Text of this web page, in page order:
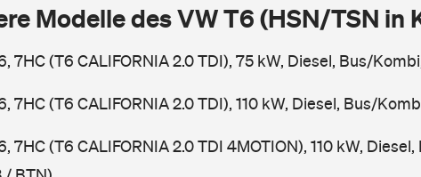
Modelle des VW T6 (HSN/TSN in
7HC (T6 CALIFORNIA 2.0 TDI), 75 kW, Diesel, Bus/
7HC (T6 CALIFORNIA 2.0 TDI), 110 kW, Diesel, Bus/
7HC (T6 CALIFORNIA 2.0 TDI 4MOTION), 110 kW,